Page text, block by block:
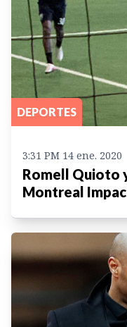
DEPORTES
3:31 PM 14 ene. 2020
Romell Quioto
Montreal